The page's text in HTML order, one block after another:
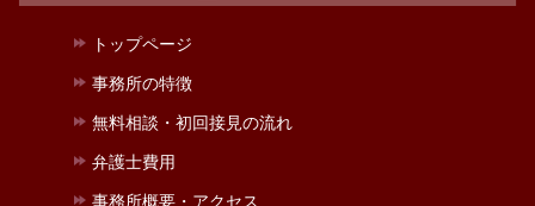
トップページ
事務所の特徴
無料相談・初回接見の流れ
弁護士費用
事務所概要・アクセス